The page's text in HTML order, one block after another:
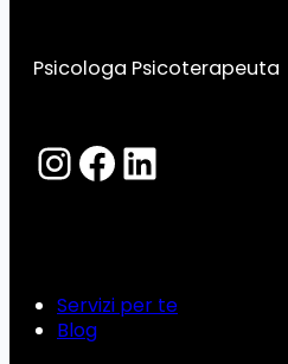
Psicologa Psicoterapeuta
InstagramFacebook LinkedIn
Servizi per te
Blog